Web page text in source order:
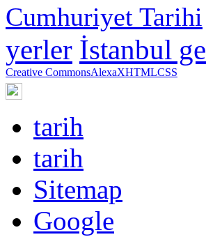
Cumhuriyet Tarihi
yerler İstanbul
Creative CommonsAlexaXHTMLCSS
tarih
tarih
Sitemap
Google